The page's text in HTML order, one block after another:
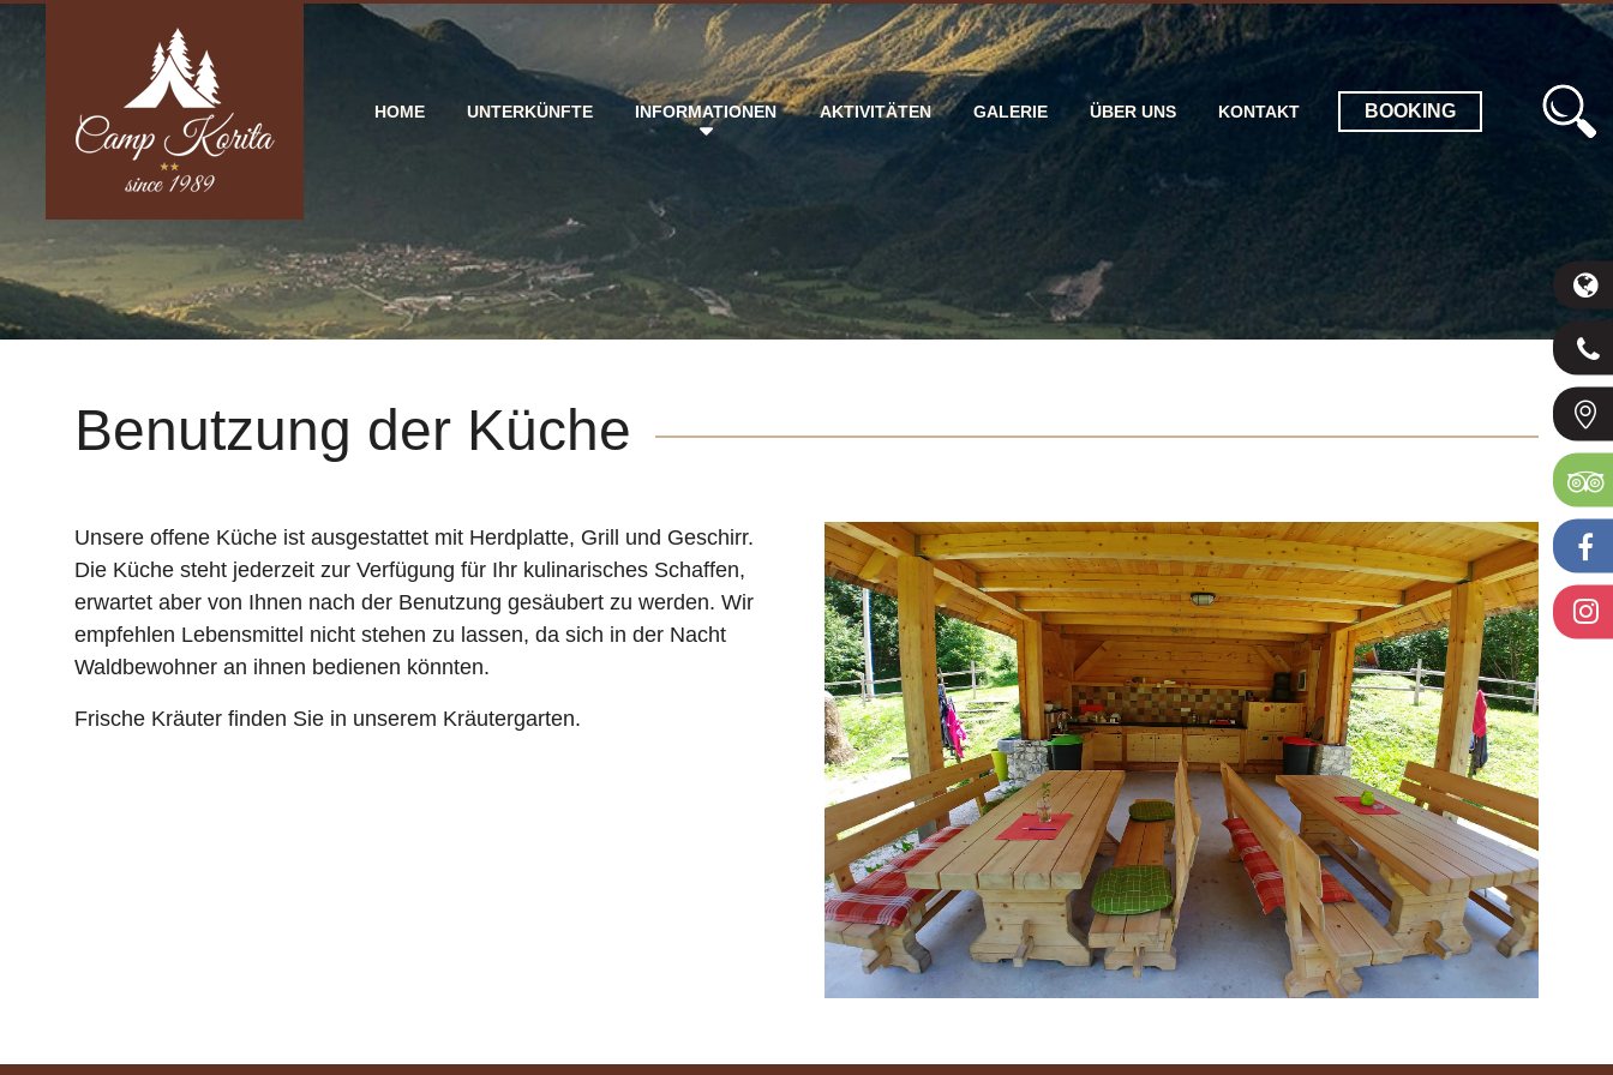
HOME UNTERKÜNFTE INFORMATIONEN AKTIVITÄTEN GALERIE ÜBER UNS KONTAKT BOOKING
Benutzung der Küche
Unsere offene Küche ist ausgestattet mit Herdplatte, Grill und Geschirr.
Die Küche steht jederzeit zur Verfügung für Ihr kulinarisches Schaffen,
erwartet aber von Ihnen nach der Benutzung gesäubert zu werden. Wir
empfehlen Lebensmittel nicht stehen zu lassen, da sich in der Nacht
Waldbewohner an ihnen bedienen könnten.
Frische Kräuter finden Sie in unserem Kräutergarten.